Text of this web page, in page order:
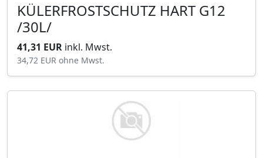
KÜLERFROSTSCHUTZ HART G12
/30L/
41,31 EUR inkl. Mwst.
34,72 EUR ohne Mwst.